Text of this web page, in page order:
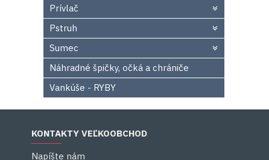
Prívlač
Pstruh
Sumec
Náhradné špičky, očká a chrániče
Vankúše - RYBY
KONTAKTY VEĽKOOBCHOD
Napíšte nám